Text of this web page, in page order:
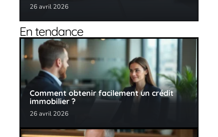
26 avril 2026
En tendance
Comment obtenir facilement un crédit
immobilier ?
26 avril 2026